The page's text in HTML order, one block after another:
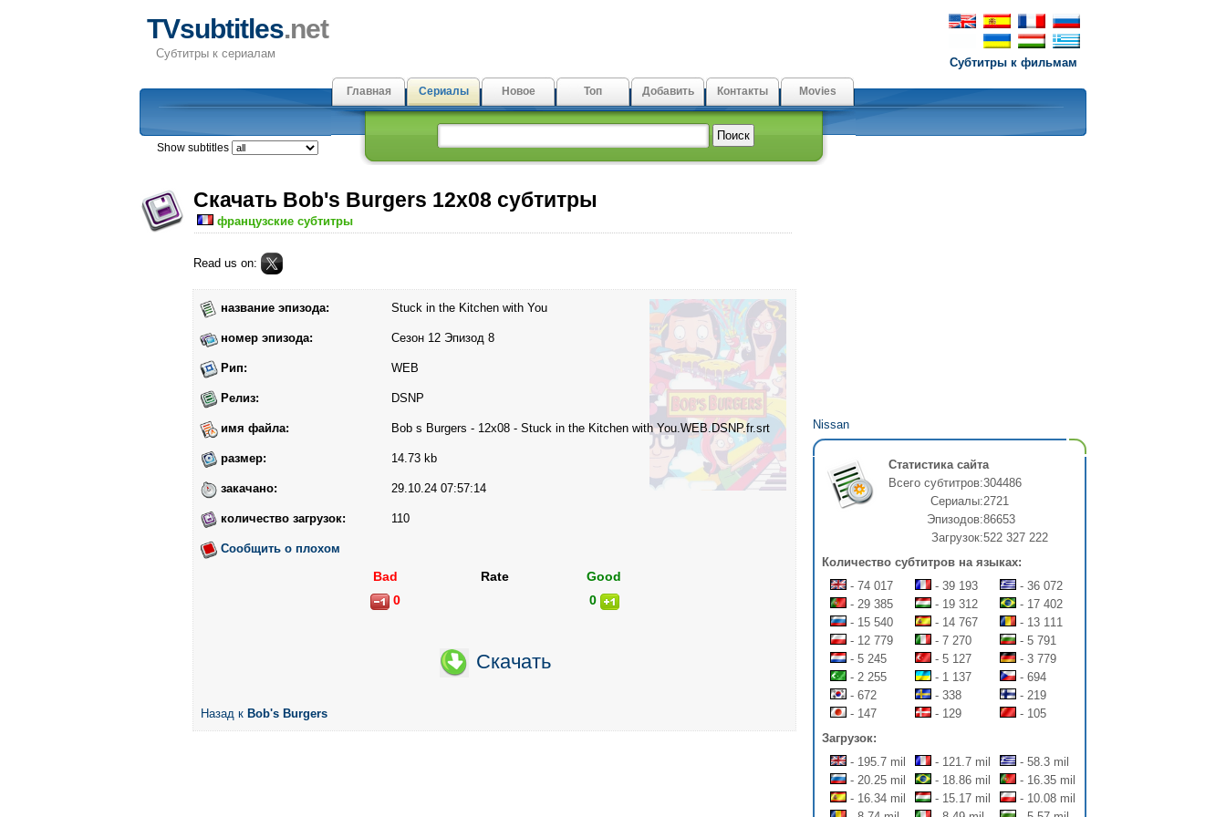
Субтитры к фильмам
TVsubtitles.net
Субтитры к сериалам
Главная Сериалы Новое Топ Добавить Контакты Movies
Show subtitles
Скачать Bob's Burgers 12x08 субтитры
французские субтитры
Read us on:
название эпизода: Stuck in the Kitchen with You
номер эпизода: Сезон 12 Эпизод 8
Рип: WEB
Релиз: DSNP
имя файла: Bob s Burgers - 12x08 - Stuck in the Kitchen with You.WEB.DSNP.fr.srt
размер: 14.73 kb
закачано: 29.10.24 07:57:14
количество загрузок: 110
Сообщить о плохом
Bad Rate
Good
0
0
Скачать
Назад к Bob's Burgers
Nissan
Статистика сайта
Всего субтитров:304486
Сериалы:2721
Эпизодов:86653
Загрузок:522 327 222
Количество субтитров на языках:
- 74 017
- 39 193
- 36 072
- 29 385
- 19 312
- 17 402
- 15 540
- 14 767
- 13 111
- 12 779
- 7 270
- 5 791
- 5 245
- 5 127
- 3 779
- 2 255
- 1 137
- 694
- 672
- 338
- 219
- 147
- 129
- 105
Загрузок:
- 195.7 mil
- 121.7 mil
- 58.3 mil
- 20.25 mil
- 18.86 mil
- 16.35 mil
- 16.34 mil
- 15.17 mil
- 10.08 mil